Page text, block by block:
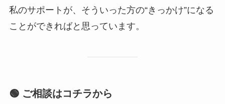
私のサポートが、そういった方の“きっかけ”になる
ことができればと思っています。
🟢 ご相談はコチラから